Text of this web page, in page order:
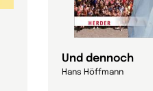
Und dennoch
Hans Höffmann